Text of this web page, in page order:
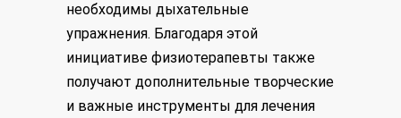
необходимы дыхательные
упражнения. Благодаря этой
инициативе физиотерапевты также
получают дополнительные творческие
и важные инструменты для лечения